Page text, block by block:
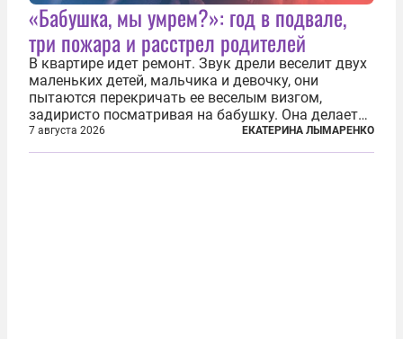
«Бабушка, мы умрем?»: год в подвале,
три пожара и расстрел родителей
В квартире идет ремонт. Звук дрели веселит двух
маленьких детей, мальчика и девочку, они
пытаются перекричать ее веселым визгом,
задиристо посматривая на бабушку. Она делает
им замечание, но внуки чувствуют, что она
сердится невсерьез. И это правда: дрель, конечно,
7 августа 2026 ЕКАТЕРИНА ЛЫМАРЕНКО